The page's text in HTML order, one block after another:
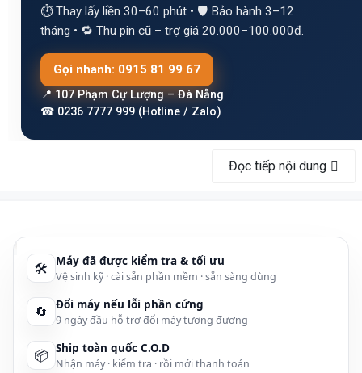
⏱ Thay lấy liền 30–60 phút • 🛡 Bảo hành 3–12
tháng • 🔁 Thu pin cũ – trợ giá 20.000–100.000đ.
Gọi nhanh: 0915 81 99 67
📍 107 Phạm Cự Lượng – Đà Nẵng
☎ 0236 7777 999 (Hotline / Zalo)
› Thay pin Lenovo / IBM ThinkPad Đà Nẵng
📚 Mục lục bài viết
Dịch vụ thay pin Lenovo / IBM ThinkPad tại
Khi nào cần thay pin laptop Lenovo?
Các dòng Lenovo & IBM được hỗ trợ
Đọc tiếp nội dung
🛠 Máy đã được kiểm tra & tối ưu
Vệ sinh kỹ · cài sẵn phần mềm · sẵn sàng dùng
🔄 Đổi máy nếu lỗi phần cứng
9 ngày đầu hỗ trợ đổi máy tương đương
📦 Ship toàn quốc C.O.D
Nhận máy · kiểm tra · rồi mới thanh toán